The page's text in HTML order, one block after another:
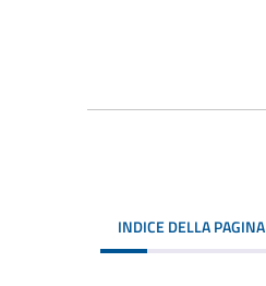
INDICE DELLA PAGINA